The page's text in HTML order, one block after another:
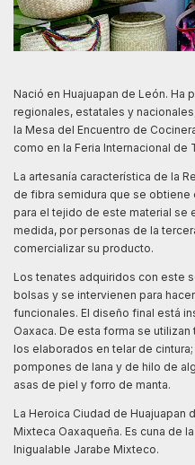
Nació en Huajuapan de León. Ha
regionales, estatales y
la Mesa del Encuentro de
como en la Feria Internacional de
La artesanía característica de la
de fibra semidura que se obtiene
para el tejido de este material se
medida, por personas de la
comercializar su producto.
Los tenates adquiridos con este
bolsas y se intervienen para
funcionales. El diseño final está
Oaxaca. De esta forma se
los elaborados en telar de
pompones de lana y de hilo de
asas de piel y forro de manta.
La Heroica Ciudad de Huajuapan
Mixteca Oaxaqueña. Es cuna de
Inigualable Jarabe Mixteco.